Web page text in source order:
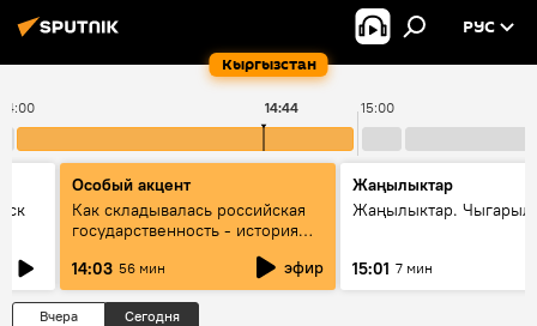
Кыргызстан
РУС
14:00 15:00
14:44
Особый акцент
Как складывалась российская
государственность - история
России и геополитика Евразии
глазами аналитиков
14:03 56 мин эфир
Жаңылыктар
Жаңылыктар.
15:01 7 мин
Вчера Сегодня